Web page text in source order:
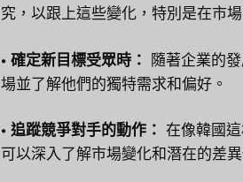
究，以跟上這些變化，特別是在市
• 確定新目標受眾時： 隨著企業的
場並了解他們的獨特需求和偏好。
• 追蹤競爭對手的動作： 在像韓國
可以深入了解市場變化和潛在的差異